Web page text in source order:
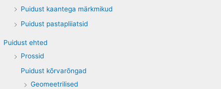
Puidust kaantega märkmikud
Puidust pastapliiatsid
Puidust ehted
Prossid
Puidust kõrvarõngad
Geomeetrilised